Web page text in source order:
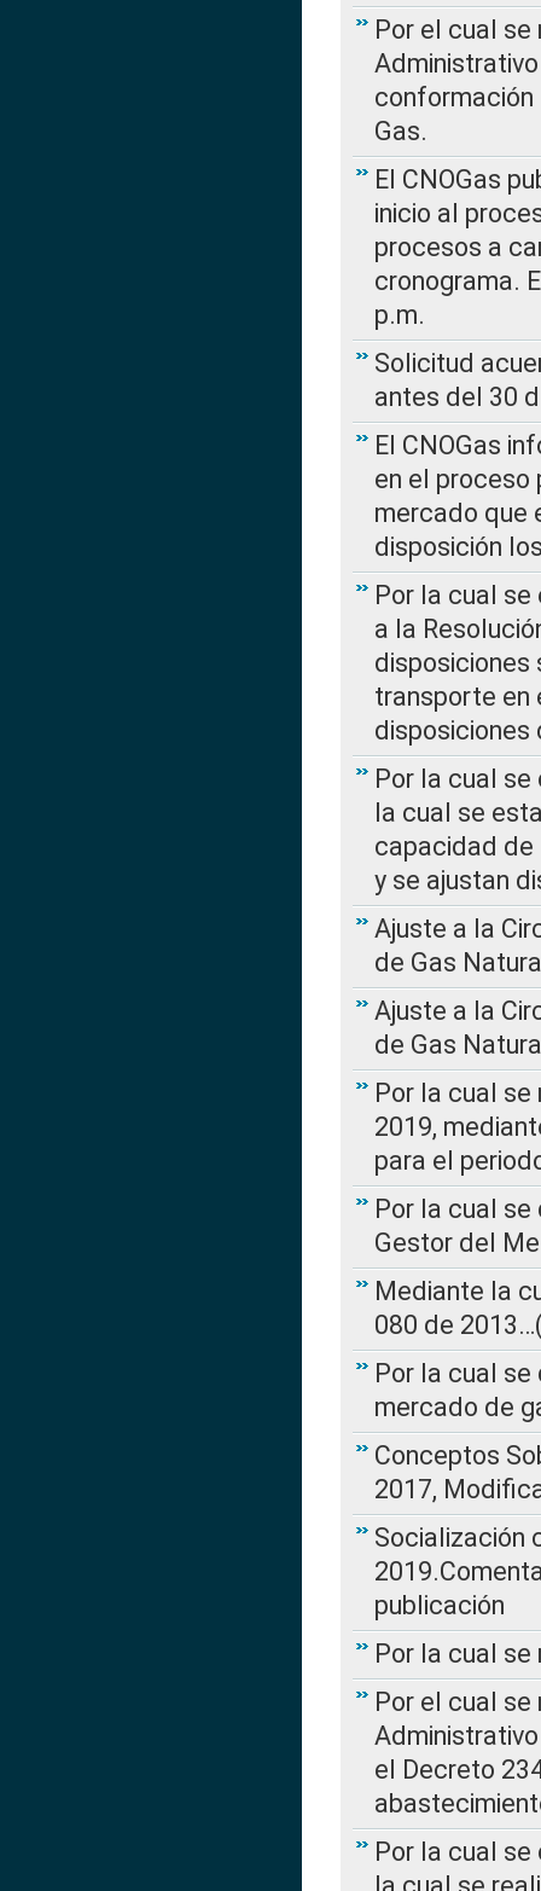
Por el cual
conformación
Gas.
El CNOGas
inicio al
procesos a
cronograma.
p.m.
Solicitud
antes del 30
El CNOGas
en el
mercado que
disposición
Por la cual se
a la
disposiciones
transporte en
disposiciones
Por la cual se
la cual se
capacidad de
y se ajustan
Ajuste a la
de Gas
Ajuste a la
de Gas
Por la cual se
2019,
para el
Por la cual
Gestor del
Mediante la
080 de
Por la cual
mercado de
Conceptos
2017,
Socialización
publicación
Por la cual se
Por el cual
el Decreto
Por la cual se